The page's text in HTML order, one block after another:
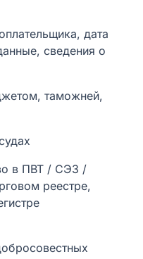
дата
сведения о
таможней,
в ПВТ / СЭЗ /
реестре,